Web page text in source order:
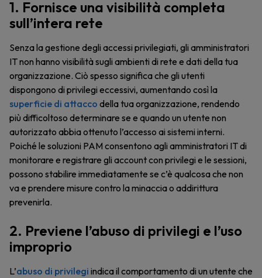
1. Fornisce una visibilità completa
sull’intera rete
Senza la gestione degli accessi privilegiati, gli amministratori
IT non hanno visibilità sugli ambienti di rete e dati della tua
organizzazione. Ciò spesso significa che gli utenti
dispongono di privilegi eccessivi, aumentando così la
superficie di attacco della tua organizzazione, rendendo
più difficoltoso determinare se e quando un utente non
autorizzato abbia ottenuto l’accesso ai sistemi interni.
Poiché le soluzioni PAM consentono agli amministratori IT di
monitorare e registrare gli account con privilegi e le sessioni,
possono stabilire immediatamente se c’è qualcosa che non
va e prendere misure contro la minaccia o addirittura
prevenirla.
2. Previene l’abuso di privilegi e l’uso
improprio
L’abuso di privilegi indica il comportamento di un utente che